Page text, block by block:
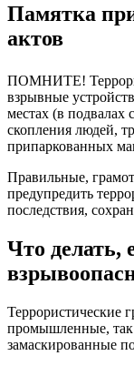
Памятка
актов
ПОМНИТЕ!
взрывные
местах (в подвалах
скопления людей,
припаркованных
Правильные,
предупредить
последствия,
Что делать,
Террористические
промышленные, так
замаскированные